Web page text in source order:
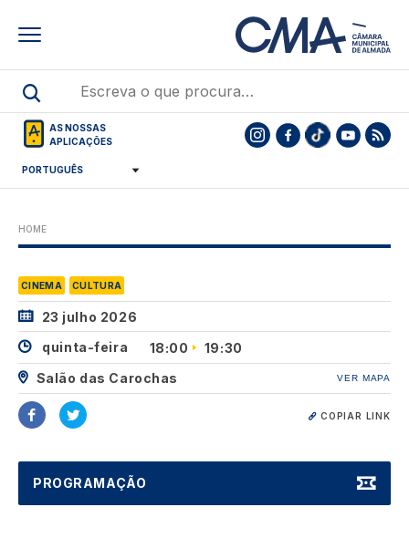
AS NOSSAS
APLICAÇÕES
HOME
CINEMA CULTURA
23 julho 2026
quinta-feira
18:00
19:30
Salão das Carochas
VER MAPA
COPIAR LINK
PROGRAMAÇÃO